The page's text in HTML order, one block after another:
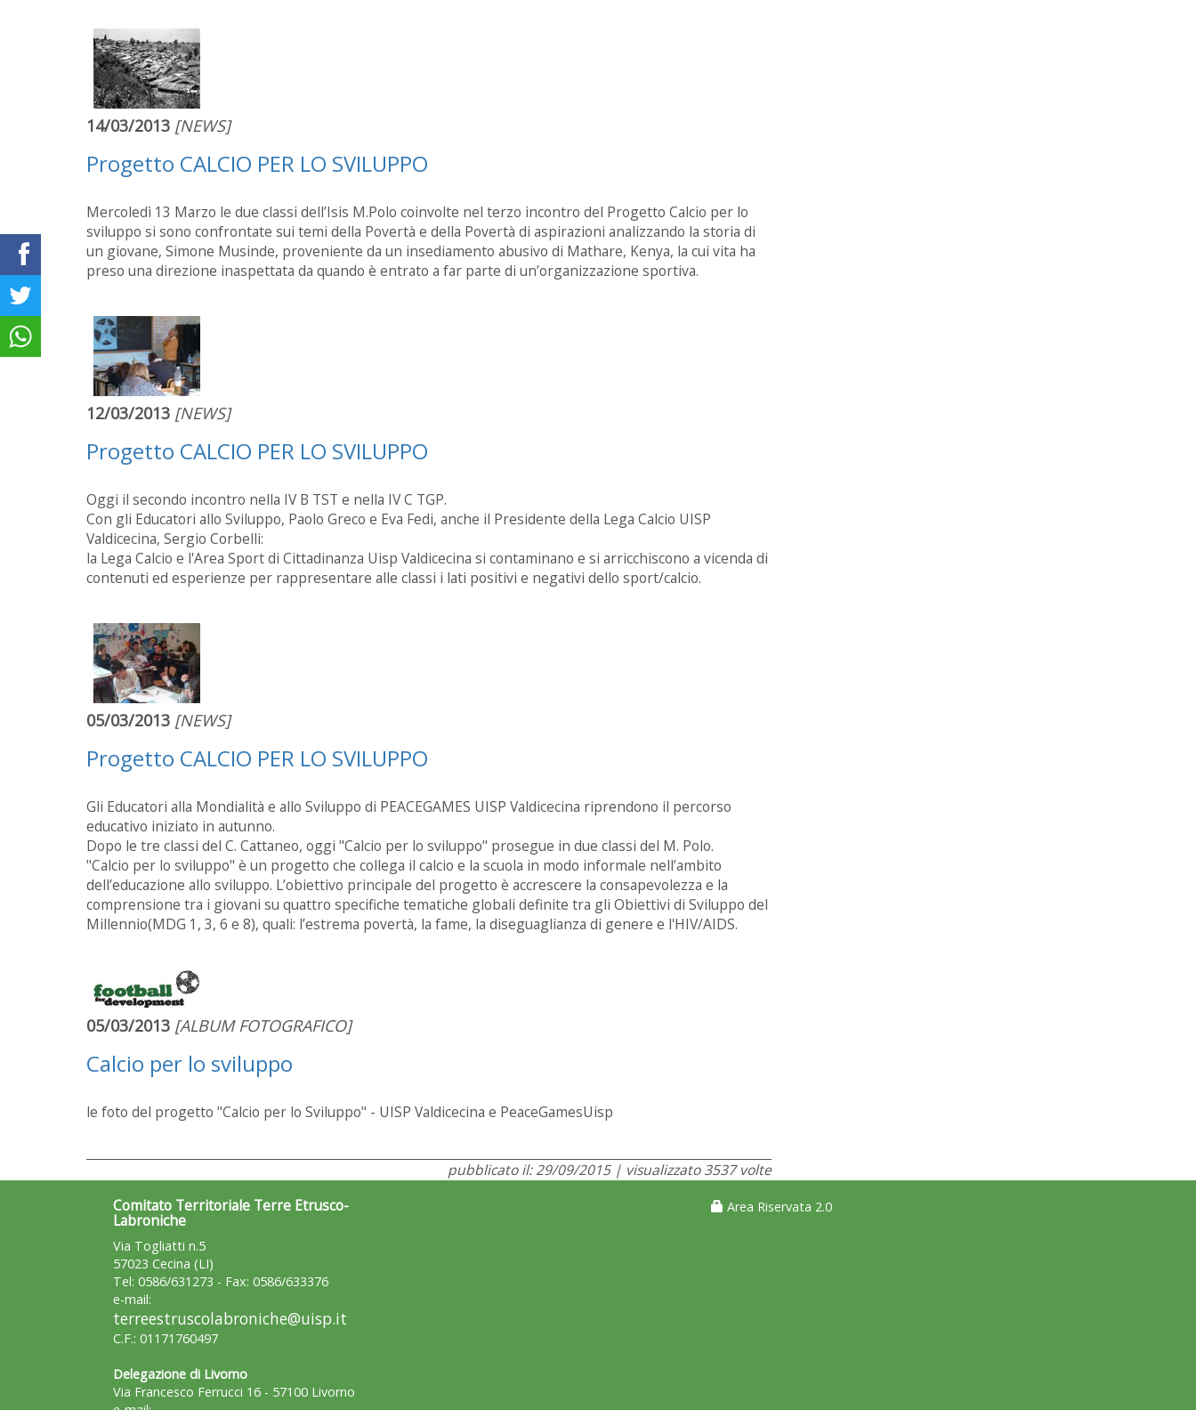
14/03/2013 [NEWS]
Progetto CALCIO PER LO SVILUPPO
Mercoledì 13 Marzo le due classi dell’Isis M.Polo coinvolte nel terzo incontro del Progetto Calcio per lo
sviluppo si sono confrontate sui temi della Povertà e della Povertà di aspirazioni analizzando la storia di
un giovane, Simone Musinde, proveniente da un insediamento abusivo di Mathare, Kenya, la cui vita ha
preso una direzione inaspettata da quando è entrato a far parte di un’organizzazione sportiva.
12/03/2013 [NEWS]
Progetto CALCIO PER LO SVILUPPO
Oggi il secondo incontro nella IV B TST e nella IV C TGP.
Con gli Educatori allo Sviluppo, Paolo Greco e Eva Fedi, anche il Presidente della Lega Calcio UISP
Valdicecina, Sergio Corbelli:
la Lega Calcio e l'Area Sport di Cittadinanza Uisp Valdicecina si contaminano e si arricchiscono a vicenda di
contenuti ed esperienze per rappresentare alle classi i lati positivi e negativi dello sport/calcio.
05/03/2013 [NEWS]
Progetto CALCIO PER LO SVILUPPO
Gli Educatori alla Mondialità e allo Sviluppo di PEACEGAMES UISP Valdicecina riprendono il percorso
educativo iniziato in autunno.
Dopo le tre classi del C. Cattaneo, oggi "Calcio per lo sviluppo" prosegue in due classi del M. Polo.
"Calcio per lo sviluppo" è un progetto che collega il calcio e la scuola in modo informale nell’ambito
dell’educazione allo sviluppo. L’obiettivo principale del progetto è accrescere la consapevolezza e la
comprensione tra i giovani su quattro specifiche tematiche globali definite tra gli Obiettivi di Sviluppo del
Millennio(MDG 1, 3, 6 e 8), quali: l’estrema povertà, la fame, la diseguaglianza di genere e l'HIV/AIDS.
05/03/2013 [ALBUM FOTOGRAFICO]
Calcio per lo sviluppo
le foto del progetto "Calcio per lo Sviluppo" - UISP Valdicecina e PeaceGamesUisp
pubblicato il: 29/09/2015 | visualizzato 3537 volte
Comitato Territoriale Terre Etrusco-
Labroniche
Via Togliatti n.5
57023 Cecina (LI)
Tel: 0586/631273 - Fax: 0586/633376
e-mail:
terreestruscolabroniche@uisp.it
C.F.: 01171760497
Delegazione di Livorno
Via Francesco Ferrucci 16 - 57100 Livorno
Area Riservata 2.0